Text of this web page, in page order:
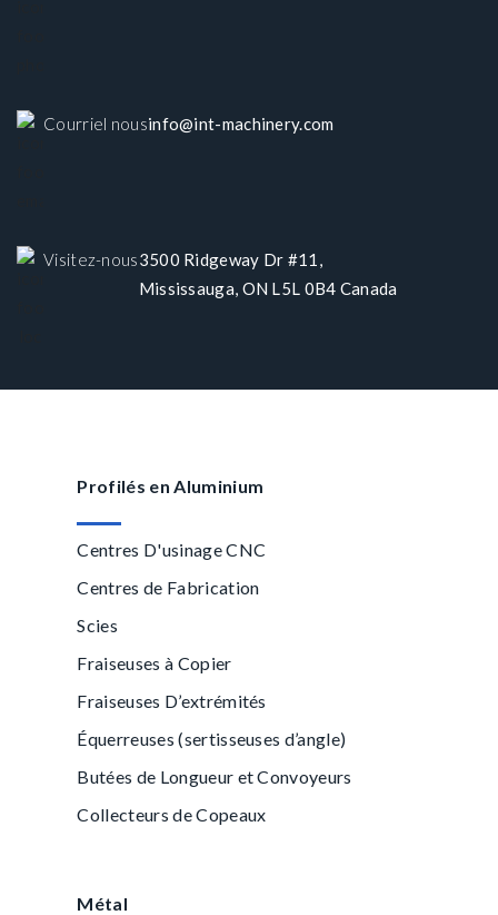
Courriel nousinfo@int-machinery.com
Visitez-nous3500 Ridgeway Dr #11,
Mississauga, ON L5L 0B4 Canada
Profilés en Aluminium
Centres D'usinage CNC
Centres de Fabrication
Scies
Fraiseuses à Copier
Fraiseuses D’extrémités
Équerreuses (sertisseuses d’angle)
Butées de Longueur et Convoyeurs
Collecteurs de Copeaux
Métal